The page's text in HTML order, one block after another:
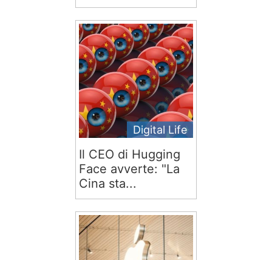
Digital Life
Il CEO di Hugging
Face avverte: "La
Cina sta...